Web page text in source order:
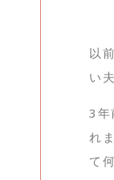
以
い
3年
れ
て